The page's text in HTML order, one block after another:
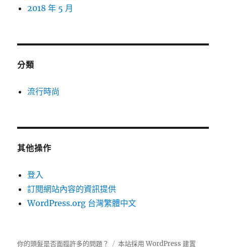
2018 年 5 月
分類
流行時尚
其他操作
登入
訂閱網站內容的資訊提供
WordPress.org 台灣繁體中文
你的頭髮是否面臨許多的問題？ 本站採用 WordPress 建置